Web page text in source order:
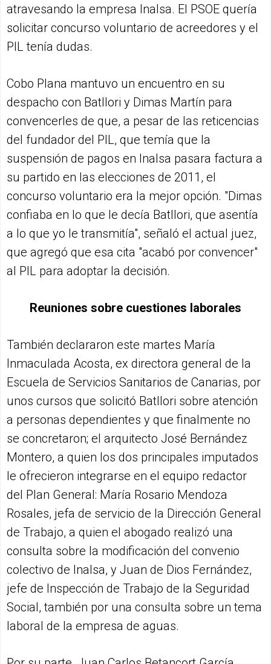
atravesando la empresa Inalsa. El PSOE quería
solicitar concurso voluntario de acreedores y el
PIL tenía dudas.
Cobo Plana mantuvo un encuentro en su
despacho con Batllori y Dimas Martín para
convencerles de que, a pesar de las reticencias
del fundador del PIL, que temía que la
suspensión de pagos en Inalsa pasara factura a
su partido en las elecciones de 2011, el
concurso voluntario era la mejor opción. "Dimas
confiaba en lo que le decía Batllori, que asentía
a lo que yo le transmitía", señaló el actual juez,
que agregó que esa cita "acabó por convencer"
al PIL para adoptar la decisión.
Reuniones sobre cuestiones laborales
También declararon este martes María
Inmaculada Acosta, ex directora general de la
Escuela de Servicios Sanitarios de Canarias, por
unos cursos que solicitó Batllori sobre atención
a personas dependientes y que finalmente no
se concretaron; el arquitecto José Bernández
Montero, a quien los dos principales imputados
le ofrecieron integrarse en el equipo redactor
del Plan General: María Rosario Mendoza
Rosales, jefa de servicio de la Dirección General
de Trabajo, a quien el abogado realizó una
consulta sobre la modificación del convenio
colectivo de Inalsa, y Juan de Dios Fernández,
jefe de Inspección de Trabajo de la Seguridad
Social, también por una consulta sobre un tema
laboral de la empresa de aguas.